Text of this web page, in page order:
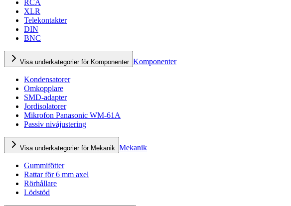
RCA
XLR
Telekontakter
DIN
BNC
Visa underkategorier för Komponenter Komponenter
Kondensatorer
Omkopplare
SMD-adapter
Jordisolatorer
Mikrofon Panasonic WM-61A
Passiv nivåjustering
Visa underkategorier för Mekanik Mekanik
Gummifötter
Rattar för 6 mm axel
Rörhållare
Lödstöd